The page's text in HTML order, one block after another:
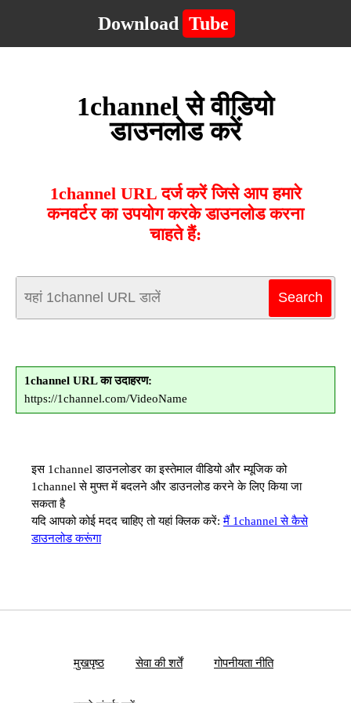
Download Tube
1channel से वीडियो
डाउनलोड करें
1channel URL दर्ज करें जिसे आप हमारे
कनवर्टर का उपयोग करके डाउनलोड करना
चाहते हैं:
1channel URL का उदाहरण:
https://1channel.com/VideoName
इस 1channel डाउनलोडर का इस्तेमाल वीडियो और म्यूजिक को
1channel से मुफ्त में बदलने और डाउनलोड करने के लिए किया जा
सकता है
यदि आपको कोई मदद चाहिए तो यहां क्लिक करें:मैं 1channel से कैसे
डाउनलोड करूंगा
मुखपृष्ठ सेवा की शर्तें गोपनीयता नीति